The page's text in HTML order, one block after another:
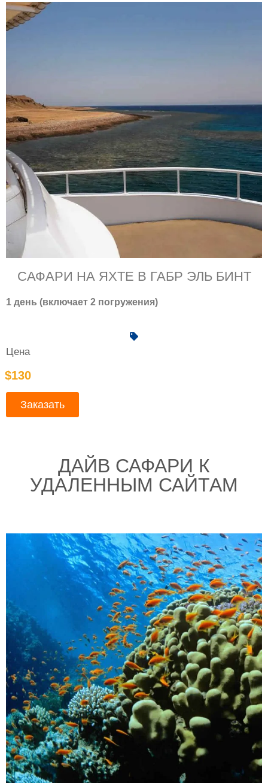
САФАРИ НА ЯХТЕ В ГАБР ЭЛЬ БИНТ
1 день (включает 2 погружения)
Цена
$130
Заказать
ДАЙВ САФАРИ К
УДАЛЕННЫМ САЙТАМ